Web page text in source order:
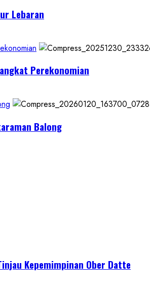
Lebaran
Perekonomian
Balong
Kepemimpinan Ober Datte